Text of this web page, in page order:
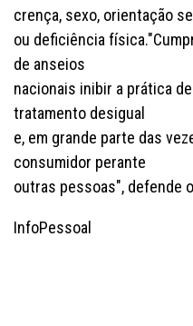
crença, sexo, orientação
ou deficiência
de anseios
nacionais inibir a prática
tratamento desigual
e, em grande parte das
consumidor perante
outras pessoas", defende
InfoPessoal